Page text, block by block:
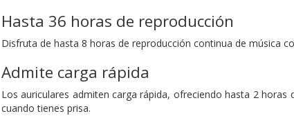
Hasta 36 horas de reproducción
Disfruta de hasta 8 horas de reproducción continua de música
Admite carga rápida
Los auriculares admiten carga rápida, ofreciendo hasta 2
cuando tienes prisa.